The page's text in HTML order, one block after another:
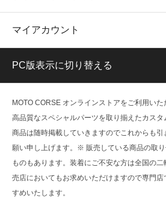
マイアカウント
PC版表示に切り替える
MOTO CORSE オンラインストアをご利用いた
高品質なスペシャルパーツを取り揃えたカスタ
商品は随時掲載していきますのでこれからも
願い申し上げます。※ 販売している商品の取
ものもあります。装着にご不安な方は全国の
売店においてもお求めいただけますので専門
すめいたします。